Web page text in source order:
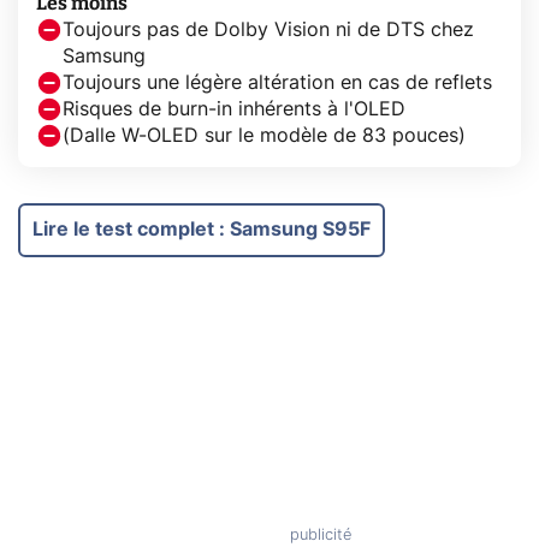
Toujours pas de Dolby Vision ni de DTS chez
Samsung
Toujours une légère altération en cas de reflets
Risques de burn-in inhérents à l'OLED
(Dalle W-OLED sur le modèle de 83 pouces)
Lire le test complet : Samsung S95F